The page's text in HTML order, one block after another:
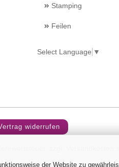
der Website zu
Stamping
Feilen
Select Language ▼
widerrufen
zzgl.
Beautynails ©2026